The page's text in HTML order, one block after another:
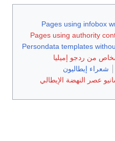
Pages using infobox
Pages using authority
Persondata templates
من ردجو إميليا
شعراء إيطاليون
عصر النهضة الإيطالي